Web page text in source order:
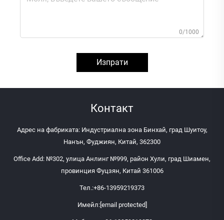
0/1000
Изпрати
Контакт
Адрес на фабриката: Индустриална зона Бинхай, град Шуитоу,
Нанън, Фуджиян, Китай, 362300
Office Add: №302, улица Анлинг №999, район Хули, град Шиамен,
провинция Фуцзян, Китай 361006
Тел.:+86-13959219373
Имейл:[email protected]